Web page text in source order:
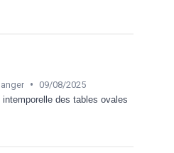
• 09/08/2025
intemporelle des tables ovales